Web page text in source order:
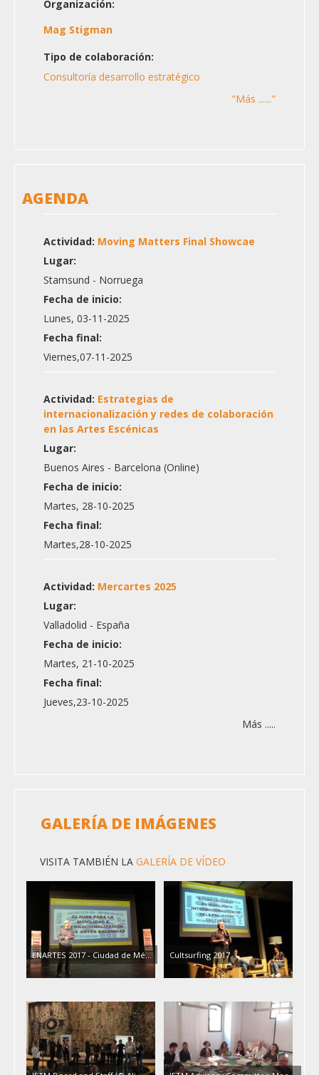
Organización:
Mag Stigman
Tipo de colaboración:
Consultoría desarrollo estratégico
"Más ......"
AGENDA
Actividad: Moving Matters Final Showcae
Lugar:
Stamsund - Norruega
Fecha de inicio:
Lunes, 03-11-2025
Fecha final:
Viernes,07-11-2025
Actividad: Estrategias de
internacionalización y redes de colaboración
en las Artes Escénicas
Lugar:
Buenos Aires - Barcelona (Online)
Fecha de inicio:
Martes, 28-10-2025
Fecha final:
Martes,28-10-2025
Actividad: Mercartes 2025
Lugar:
Valladolid - España
Fecha de inicio:
Martes, 21-10-2025
Fecha final:
Jueves,23-10-2025
Más .....
GALERÍA DE IMÁGENES
VISITA TAMBIÉN LA GALERÍA DE VÍDEO
ENARTES 2017 - Ciudad de Mé... Cultsurfing 2017